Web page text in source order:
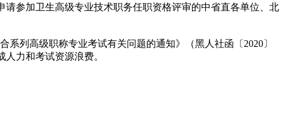
请参加卫生高级专业技术职务任职资格评审的中省直各单位、北
列高级职称专业考试有关问题的通知》（黑人社函〔2020〕
力和考试资源浪费。